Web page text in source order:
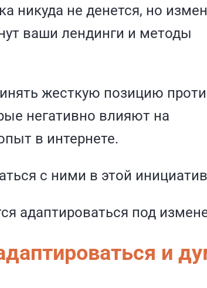
никуда не денется, но
ваши лендинги и методы
жесткую позицию
негативно влияют на
в интернете.
с ними в этой
адаптироваться под
и